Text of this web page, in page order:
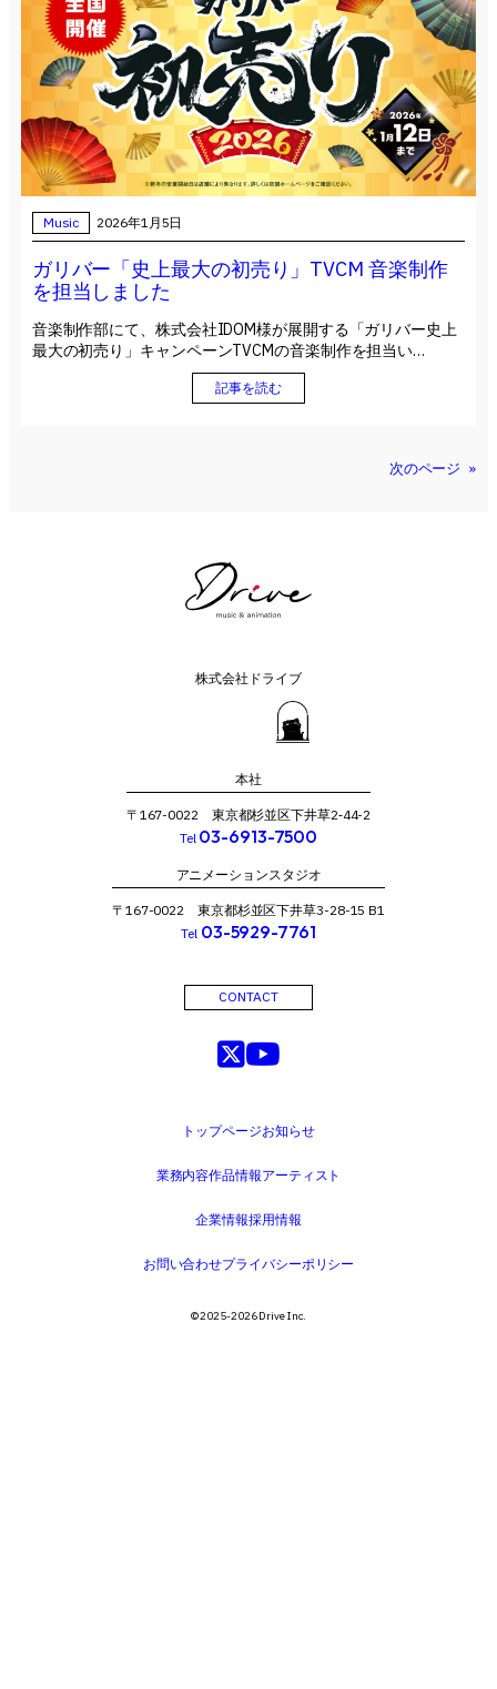
Music 2026年1月5日
ガリバー「史上最大の初売り」TVCM 音楽制作
を担当しました
音楽制作部にて、株式会社IDOM様が展開する「ガリバー史上
最大の初売り」キャンペーンTVCMの音楽制作を担当い…
記事を読む
次のページ »
株式会社ドライブ
本社
〒167-0022 東京都杉並区下井草2‐44-2
Tel 03-6913-7500
アニメーションスタジオ
〒167-0022 東京都杉並区下井草3-28-15 B1
Tel 03-5929-7761
CONTACT
トップページお知らせ
業務内容作品情報アーティスト
企業情報採用情報
お問い合わせプライバシーポリシー
©️ 2025-2026 Drive Inc.